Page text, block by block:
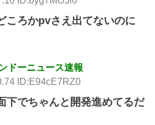
ころかpvさえ出てないのに
ドーニュース速報
ID:E94cE7RZ0
下でちゃんと開発進めてるだ